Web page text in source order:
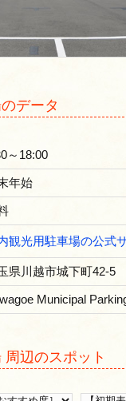
データ
～18:00
年始
観光用駐車場の公式
県川越市城下町42-5
Municipal
辺のスポット